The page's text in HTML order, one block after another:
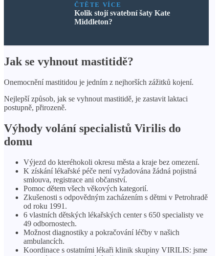
ČTĚTE VÍCE
Kolik stojí svatební šaty Kate
Middleton?
Jak se vyhnout mastitidě?
Onemocnění mastitidou je jedním z nejhorších zážitků kojení.
Nejlepší způsob, jak se vyhnout mastitidě, je zastavit laktaci
postupně, přirozeně.
Výhody volání specialistů Virilis do
domu
Výjezd do kteréhokoli okresu města a kraje bez omezení.
K získání lékařské péče není vyžadována žádná pojistná
smlouva, registrace ani občanství.
Pomoc dětem všech věkových kategorií.
Zkušenosti s odpovědným zacházením s dětmi v Petrohradě
od roku 1991.
6 vlastních dětských lékařských center s 650 specialisty ve
49 odbornostech.
Možnost diagnostiky a pokračování léčby v našich
ambulancích.
Koordinace s ostatními lékaři klinik skupiny VIRILIS: jsme